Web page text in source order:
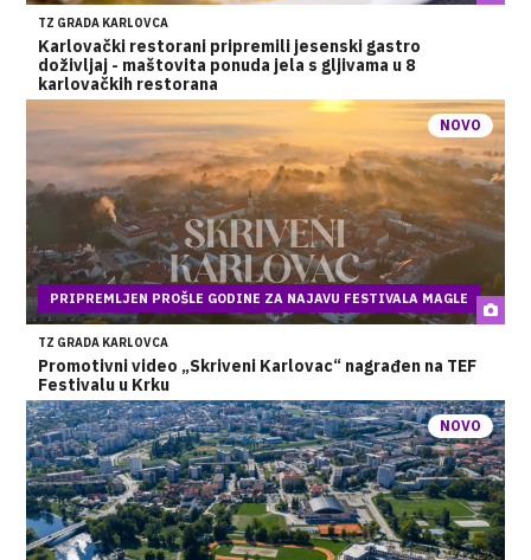
TZ GRADA KARLOVCA
Karlovački restorani pripremili jesenski gastro
doživljaj - maštovita ponuda jela s gljivama u 8
karlovačkih restorana
NOVO
PRIPREMLJEN PROŠLE GODINE ZA NAJAVU FESTIVALA MAGLE
TZ GRADA KARLOVCA
Promotivni video „Skriveni Karlovac“ nagrađen na TEF
Festivalu u Krku
NOVO